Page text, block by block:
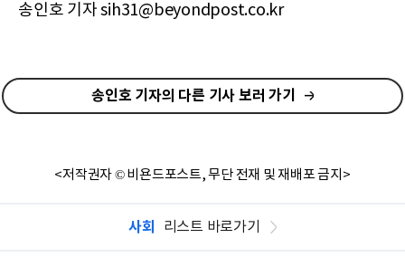
송인호 기자 sih31@beyondpost.co.kr
송인호 기자의 다른 기사 보러 가기
<저작권자 © 비욘드포스트, 무단 전재 및 재배포 금지>
사회 리스트 바로가기